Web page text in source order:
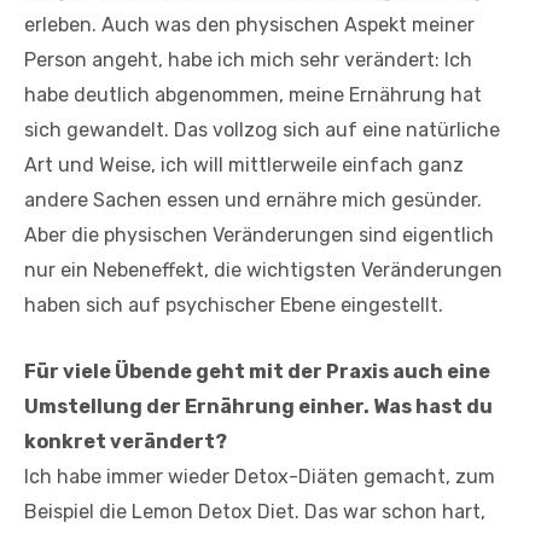
erleben. Auch was den physischen Aspekt meiner
Person angeht, habe ich mich sehr verändert: Ich
habe deutlich abgenommen, meine Ernährung hat
sich gewandelt. Das vollzog sich auf eine natürliche
Art und Weise, ich will mittlerweile einfach ganz
andere Sachen essen und ernähre mich gesünder.
Aber die physischen Veränderungen sind eigentlich
nur ein Nebeneffekt, die wichtigsten Veränderungen
haben sich auf psychischer Ebene eingestellt.
Für viele Übende geht mit der Praxis auch eine
Umstellung der Ernährung einher. Was hast du
konkret verändert?
Ich habe immer wieder Detox-Diäten gemacht, zum
Beispiel die Lemon Detox Diet. Das war schon hart,